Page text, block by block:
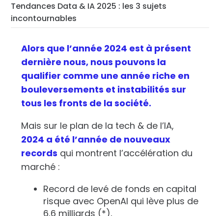
Tendances Data & IA 2025 : les 3 sujets
incontournables
Alors que l’année 2024 est à présent
dernière nous, nous pouvons la
qualifier comme une année riche en
bouleversements et instabilités sur
tous les fronts de la société.
Mais sur le plan de la tech & de l’IA,
2024 a été l’année de nouveaux
records qui montrent l’accélération du
marché :
Record de levé de fonds en capital
risque avec OpenAI qui lève plus de
6,6 milliards (*),